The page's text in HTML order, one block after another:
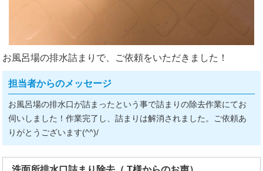
お風呂場の排水詰まりで、ご依頼をいただきました！
担当者からのメッセージ
お風呂場の排水口が詰まったという事で詰まりの除去作業にてお
伺いしました！作業完了し、詰まりは解消されました。ご依頼あ
りがとうございます(^^)/